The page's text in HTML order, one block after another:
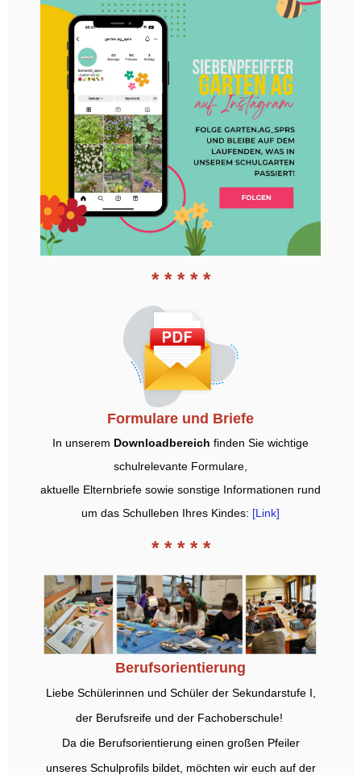
* * * * *
Formulare und Briefe
In unserem Downloadbereich finden Sie wichtige
schulrelevante Formulare,
aktuelle Elternbriefe sowie sonstige Informationen rund
um das Schulleben Ihres Kindes: [Link]
* * * * *
Berufsorientierung
Liebe Schülerinnen und Schüler der Sekundarstufe I,
der Berufsreife und der Fachoberschule!
Da die Berufsorientierung einen großen Pfeiler
unseres Schulprofils bildet, möchten wir euch auf der